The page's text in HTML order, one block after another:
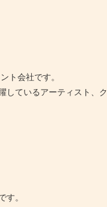
ト会社です。
しているアーティスト、ク
す。